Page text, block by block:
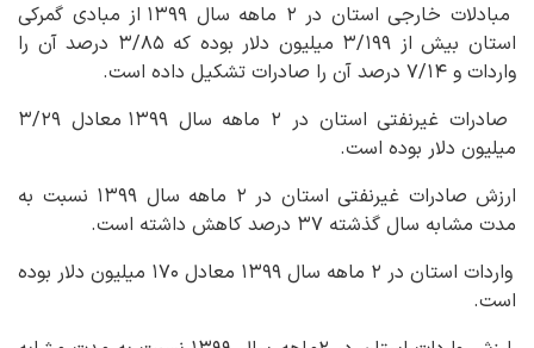
مبادلات خارجی استان در ۲ ماهه سال ۱۳۹۹ از مبادی گمرکی
استان بیش از ۳/۱۹۹ میلیون دلار بوده که ۳/۸۵ درصد آن را
واردات و ۷/۱۴ درصد آن را صادرات تشکیل داده است.
صادرات غیرنفتی استان در ۲ ماهه سال ۱۳۹۹ معادل ۳/۲۹
میلیون دلار بوده است.
ارزش صادرات غیرنفتی استان در ۲ ماهه سال ۱۳۹۹ نسبت به
مدت مشابه سال گذشته ۳۷ درصد کاهش داشته است.
واردات استان در ۲ ماهه سال ۱۳۹۹ معادل ۱۷۰ میلیون دلار بوده
است.